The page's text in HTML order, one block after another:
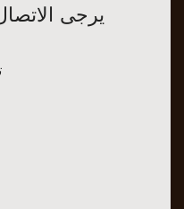
يرجى